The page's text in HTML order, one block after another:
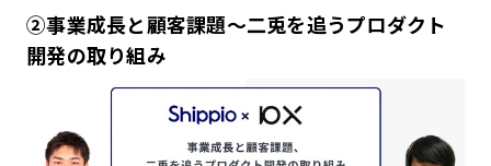
いうPMの方いませんか？ こんにちは、柔軟な働
き方で「だれでも、いつでも、どこからでも」関
われるチームづくりを行いながら、デジタルプロ
ダクトの立ち上げ支援をしているエルボーズで
②事業成長と顧客課題～二兎を追うプロダクト
開発の取り組み